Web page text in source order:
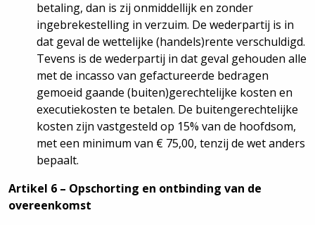
betaling, dan is zij onmiddellijk en zonder
ingebrekestelling in verzuim. De wederpartij is in
dat geval de wettelijke (handels)rente verschuldigd.
Tevens is de wederpartij in dat geval gehouden alle
met de incasso van gefactureerde bedragen
gemoeid gaande (buiten)gerechtelijke kosten en
executiekosten te betalen. De buitengerechtelijke
kosten zijn vastgesteld op 15% van de hoofdsom,
met een minimum van € 75,00, tenzij de wet anders
bepaalt.
Artikel 6 – Opschorting en ontbinding van de
overeenkomst